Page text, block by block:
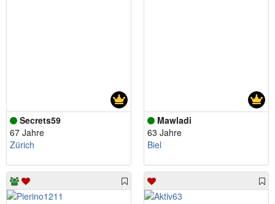
Secrets59
67 Jahre
Zürich
Mawladi
63 Jahre
Biel